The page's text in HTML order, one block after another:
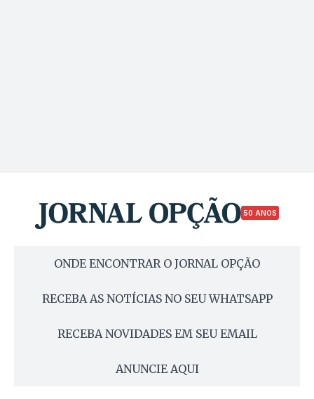
50 ANOS
ONDE ENCONTRAR O JORNAL OPÇÃO
RECEBA AS NOTÍCIAS NO SEU WHATSAPP
RECEBA NOVIDADES EM SEU EMAIL
ANUNCIE AQUI